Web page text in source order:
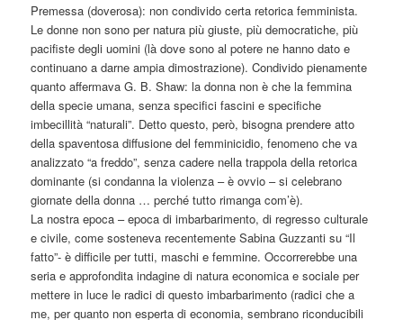
Premessa (doverosa): non condivido certa retorica femminista.
Le donne non sono per natura più giuste, più democratiche, più
pacifiste degli uomini (là dove sono al potere ne hanno dato e
continuano a darne ampia dimostrazione). Condivido pienamente
quanto affermava G. B. Shaw: la donna non è che la femmina
della specie umana, senza specifici fascini e specifiche
imbecillità “naturali”. Detto questo, però, bisogna prendere atto
della spaventosa diffusione del femminicidio, fenomeno che va
analizzato “a freddo”, senza cadere nella trappola della retorica
dominante (si condanna la violenza – è ovvio – si celebrano
giornate della donna … perché tutto rimanga com’è).
La nostra epoca – epoca di imbarbarimento, di regresso culturale
e civile, come sosteneva recentemente Sabina Guzzanti su “Il
fatto”- è difficile per tutti, maschi e femmine. Occorrerebbe una
seria e approfondita indagine di natura economica e sociale per
mettere in luce le radici di questo imbarbarimento (radici che a
me, per quanto non esperta di economia, sembrano riconducibili